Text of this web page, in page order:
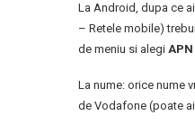
La Android, dupa ce
– Retele mobile)
de meniu si alegi
La nume: orice nume
de Vodafone (poate